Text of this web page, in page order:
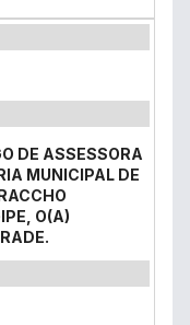
DE ASSESSORA
MUNICIPAL DE
O(A)